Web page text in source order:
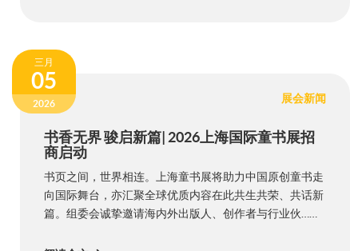
三月
05
2026 展会新闻
书香无界 骏启新篇| 2026上海国际童书展招
商启动
书页之间，世界相连。上海童书展将助力中国原创童书走
向国际舞台，亦汇聚全球优质内容在此共生共荣、共话新
篇。组委会诚挚邀请海内外出版人、创作者与行业伙……